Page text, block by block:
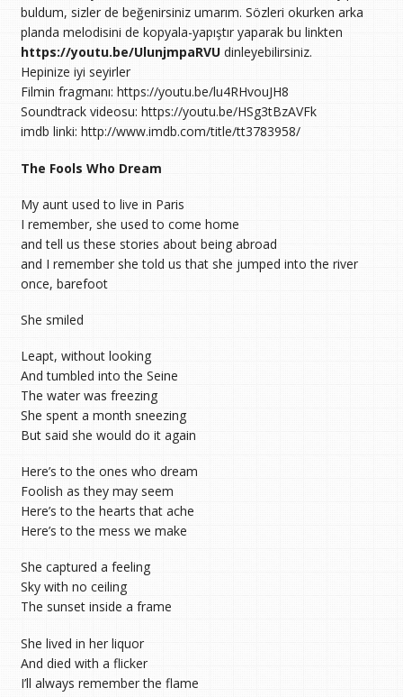
buldum, sizler de beğenirsiniz umarım. Sözleri okurken arka
planda melodisini de kopyala-yapıştır yaparak bu linkten
https://youtu.be/UlunjmpaRVU dinleyebilirsiniz.
Hepinize iyi seyirler
Filmin fragmanı: https://youtu.be/lu4RHvouJH8
Soundtrack videosu: https://youtu.be/HSg3tBzAVFk
imdb linki: http://www.imdb.com/title/tt3783958/
The Fools Who Dream
My aunt used to live in Paris
I remember, she used to come home
and tell us these stories about being abroad
and I remember she told us that she jumped into the river
once, barefoot
She smiled
Leapt, without looking
And tumbled into the Seine
The water was freezing
She spent a month sneezing
But said she would do it again
Here’s to the ones who dream
Foolish as they may seem
Here’s to the hearts that ache
Here’s to the mess we make
She captured a feeling
Sky with no ceiling
The sunset inside a frame
She lived in her liquor
And died with a flicker
I’ll always remember the flame